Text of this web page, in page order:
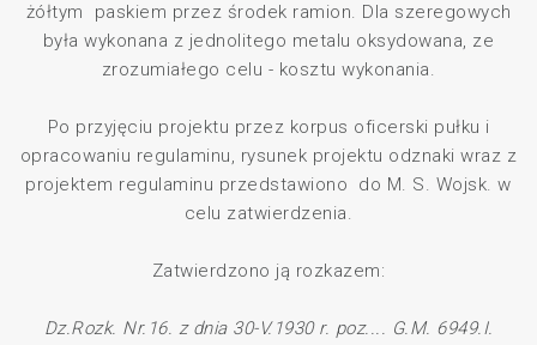
żółtym paskiem przez środek ramion. Dla szeregowych
była wykonana z jednolitego metalu oksydowana, ze
zrozumiałego celu - kosztu wykonania.
Po przyjęciu projektu przez korpus oficerski pułku i
opracowaniu regulaminu, rysunek projektu odznaki wraz z
projektem regulaminu przedstawiono do M. S. Wojsk. w
celu zatwierdzenia.
Zatwierdzono ją rozkazem:
Dz.Rozk. Nr.16. z dnia 30-V.1930 r. poz.... G.M. 6949.I.